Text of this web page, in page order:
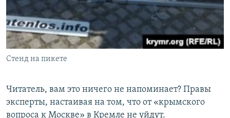
Стенд на пикете
Читатель, вам это ничего не напоминает? Правы
эксперты, настаивая на том, что от «крымского
вопроса к Москве» в Кремле не уйдут.